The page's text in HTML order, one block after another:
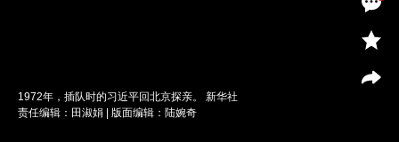
1972年，插队时的习近平回北京探亲。 新华社
责任编辑：田淑娟 | 版面编辑：陆婉奇